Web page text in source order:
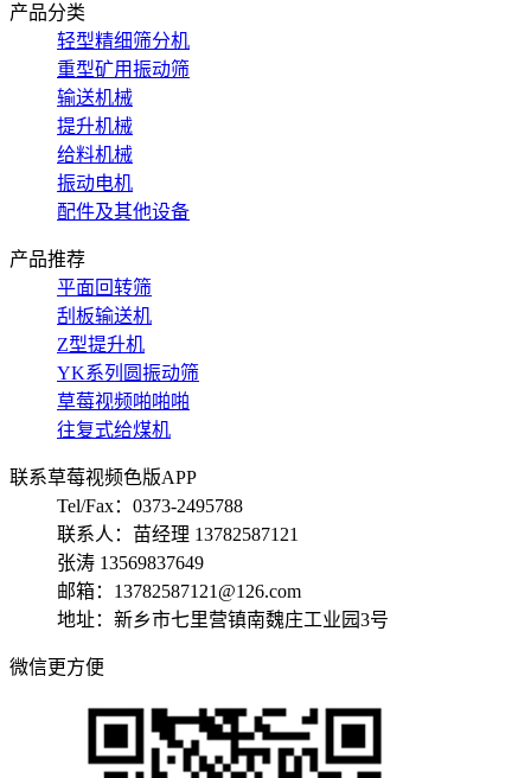
产品分类
轻型精细筛分机
重型矿用振动筛
输送机械
提升机械
给料机械
振动电机
配件及其他设备
产品推荐
平面回转筛
刮板输送机
Z型提升机
YK系列圆振动筛
草莓视频啪啪啪
往复式给煤机
联系草莓视频色版APP
Tel/Fax：0373-2495788
联系人：苗经理 13782587121
张涛 13569837649
邮箱：13782587121@126.com
地址：新乡市七里营镇南魏庄工业园3号
微信更方便